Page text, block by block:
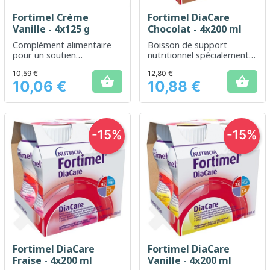
Fortimel Crème
Vanille - 4x125 g
Complément alimentaire
pour un soutien
enrichi
Prix
10,59 €
10,06 € 
Fortimel DiaCare
Chocolat - 4x200 ml
Boisson de support
nutritionnel spécialement
des diabétiques
Prix
12,80 €
10,88 € 
Fortimel DiaCare
Fraise - 4x200 ml
-15%
Fortimel DiaCare
Vanille - 4x200 ml
-15%